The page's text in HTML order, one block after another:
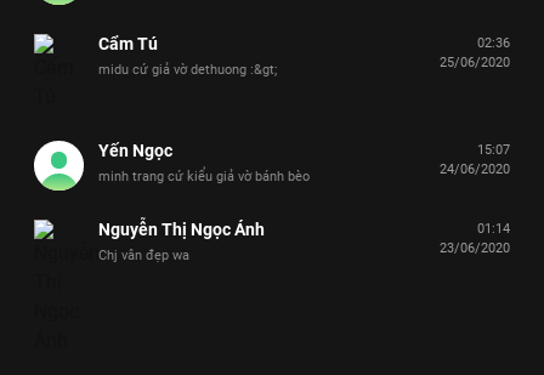
Cẩm Tú
midu cứ giả vờ dethuong :&gt;
02:36
25/06/2020
Yến Ngọc
minh trang cứ kiểu giả vờ bánh bèo
15:07
24/06/2020
Nguyễn Thị Ngọc Ánh
Chj vân đẹp wa
01:14
23/06/2020